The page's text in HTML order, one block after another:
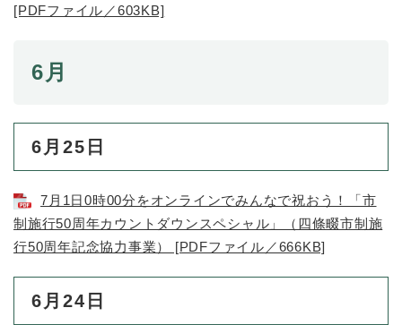
[PDFファイル／603KB]
6月
6月25日
7月1日0時00分をオンラインでみんなで祝おう！「市
制施行50周年カウントダウンスペシャル」（四條畷市制施
行50周年記念協力事業） [PDFファイル／666KB]
6月24日